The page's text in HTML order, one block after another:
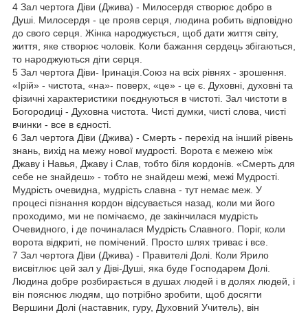
4 Зал чертога Діви (Джива) - Милосердя створює добро в
Душі. Милосердя - це прояв серця, людина робить відповідно
до свого серця. Жінка народжується, щоб дати життя світу,
життя, яке створює чоловік. Коли бажання сердець збігаються,
то народжуються діти серця.
5 Зал чертога Діви- Іринація.Союз на всіх рівнях - зрошення.
«Iрій» - чистота, «на»- поверх, «цe» - це є. Духовні, духовні та
фізичні характеристики поєднуються в чистоті. Зал чистоти в
Богородиці - Духовна чистота. Чисті думки, чисті слова, чисті
вчинки - все в єдності.
6 Зал чертога Діви (Джива) - Смерть - перехід на інший рівень
знань, вихід на межу нової мудрості. Ворота є межею між
Джаву і Навья, Джаву і Слав, тобто біля кордонів. «Смерть для
себе не знайдеш» - тобто не знайдеш межі, межі Мудрості.
Мудрість очевидна, мудрість славна - тут немає меж. У
процесі пізнання кордон відсувається назад, коли ми його
проходимо, ми не помічаємо, де закінчилася мудрість
Очевидного, і де починалася Мудрість Славного. Поріг, коли
ворота відкриті, не помічений. Просто шлях триває і все.
7 Зал чертога Діви (Джива) - Правителі Долі. Коли Ярило
висвітлює цей зал у Діві-Душі, яка буде Господарем Долі.
Людина добре розбирається в душах людей і в долях людей, і
він пояснює людям, що потрібно зробити, щоб досягти
Вершини Долі (наставник, гуру, Духовний Учитель), він